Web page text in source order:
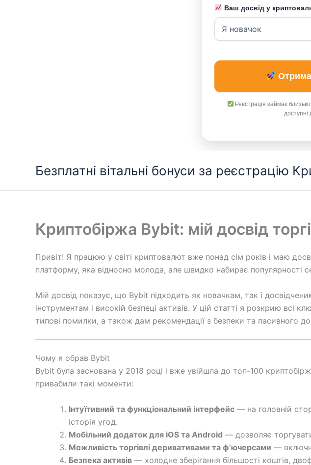
Ваш досвід у
Реєстрація займає
доступні
Безплатні вітальні бонуси за реєстрацію
Криптобіржа Bybit: мій досвід
Привіт! Я працюю у світі криптовалют вже понад сім років і маю
платформу, яка відносно молода, але швидко набирає популярності
Мій досвід показує, що Bybit підходить як новачкам, так і
інструментам і високій безпеці активів. У цій статті я розкрию
типові помилки, а також дам рекомендації з безпеки та пасивного
Чому я обрав Bybit
Bybit була заснована у 2018 році і вже увійшла до топ-100
привабили такі моменти:
Інтуїтивний та функціональний інтерфейс — на головній
історія угод.
Мобільний додаток для iOS та Android — дозволяє
Можливість торгівлі деривативами та ф’ючерсами —
Безпека активів — холодне зберігання більшості коштів,